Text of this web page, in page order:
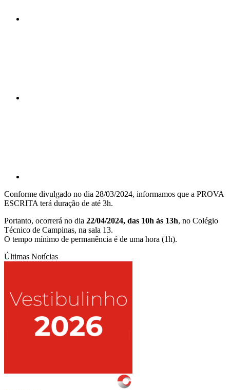
Conforme divulgado no dia 28/03/2024, informamos que a PROVA
ESCRITA terá duração de até 3h.
Portanto, ocorrerá no dia 22/04/2024, das 10h às 13h, no Colégio
Técnico de Campinas, na sala 13.
O tempo mínimo de permanência é de uma hora (1h).
Últimas Notícias